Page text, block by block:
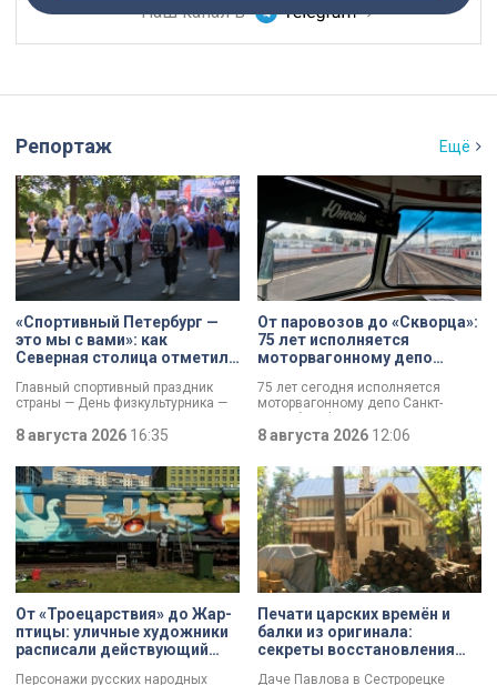
Наш канал в
Репортаж Ещё
«Спортивный Петербург —
это мы с вами»: как
Северная столица отметила
Главный спортивный праздник
страны — День физкультурника —
причастных поздравил президент
продолжается обновление и
создание стадионов,
тренировочных баз и
спортплощадок. К петербуржцам
обратился губернатор Александр
Беглов. Он подчеркнул: именно в
городе на Неве зародились
традиции футбола, фигурного
катания, тяжёлой и лёгкой
атлетики, плавания и триатлона.
Тысячи спортсменов разного
возраста сегодня собрались на
Крестовском острове.
8 августа 2026 16:35
От паровозов до «Скворца»:
75 лет исполняется
моторвагонному депо
Финляндский
75 лет сегодня исполняется
моторвагонному депо Санкт-
Появление этого объекта для
знаковым: паровозы уступили
место электричкам. Изначально
выполняли 13 пар рейсов, сейчас
— почти в 20 раз больше. В парке
предприятия — современные
вагоны и ретро-составы.
8 августа 2026 12:06
От «Троецарствия» до Жар-
птицы: уличные художники
расписали действующий
Персонажи русских народных
Печати царских времён и
балки из оригинала:
секреты восстановления
Даче Павлова в Сестрорецке